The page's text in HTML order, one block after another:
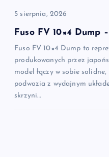
s
u
5 sierpnia, 2026
Fuso FV 10×4 Dump
Fuso FV 10×4 Dump to
produkowanych przez
model łączy w sobie
podwozia z wydajnym
skrzyni…